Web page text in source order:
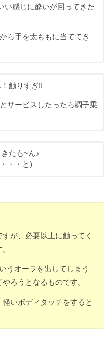
い感じに酔いが回ってきた
ら手を太ももに当ててき
触りすぎ!!
サービスしたったら調子乗
たも~ん♪
・・と)
が、必要以上に触ってく
うオーラを出してしまう
ろうとなるものです。
いボディタッチをすると